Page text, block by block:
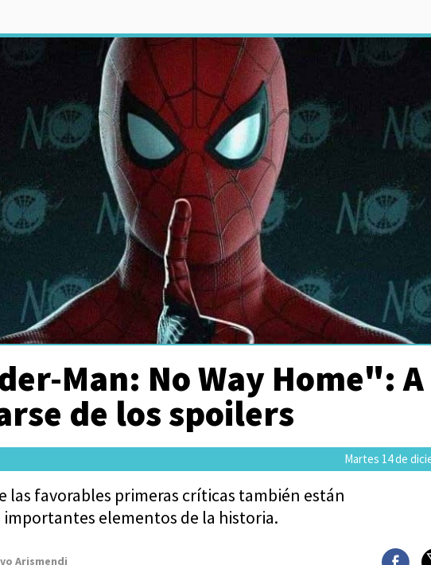
Man: No Way Home": A
de los spoilers
Martes 14 de
las favorables primeras críticas también están
elementos de la historia.
Arismendi